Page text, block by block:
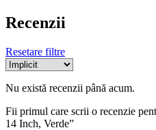
Recenzii
Resetare filtre
Nu există recenzii până acum.
Fii primul care scrii o recenzie
14 Inch, Verde”